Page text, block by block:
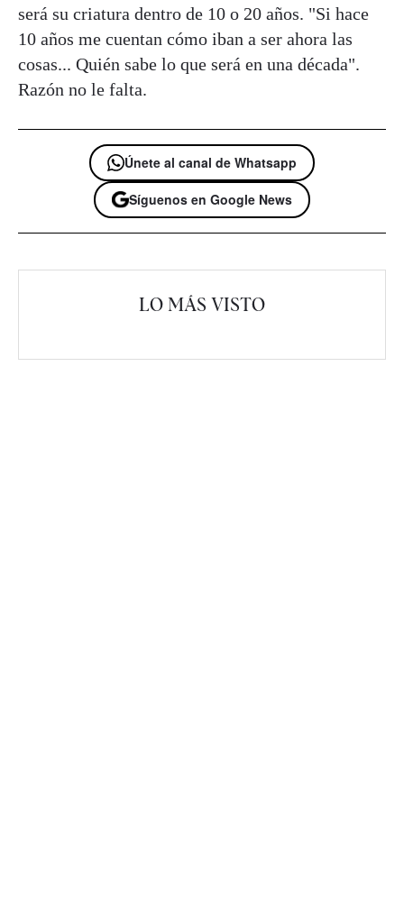
será su criatura dentro de 10 o 20 años. "Si hace
10 años me cuentan cómo iban a ser ahora las
cosas... Quién sabe lo que será en una década".
Razón no le falta.
Únete al canal de Whatsapp
Síguenos en Google News
LO MÁS VISTO